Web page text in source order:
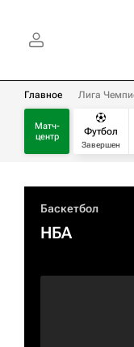
Главное Лига
Матч-
центр
Футбол
Завершен
Баскетбол
НБА